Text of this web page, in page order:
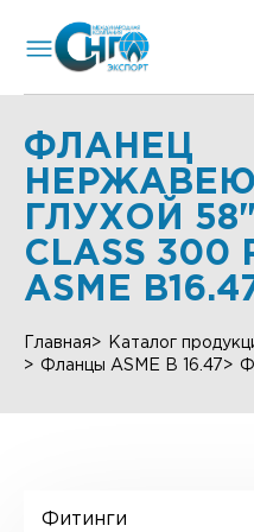
ФЛАНЕЦ
ГЛУХОЙ
CLASS 300
ASME
Главная Каталог
Фланцы ASME B 16.47
Фитинги